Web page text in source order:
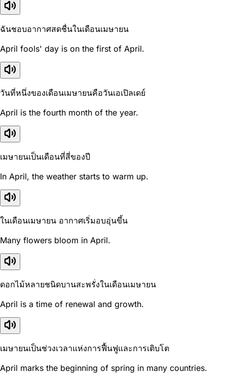
ฉันชอบอากาศสดชื่นในเดือนเมษายน
April fools' day is on the first of April.
วันที่หนึ่งของเดือนเมษายนคือวันเอเปิลเดย์
April is the fourth month of the year.
เมษายนเป็นเดือนที่สี่ของปี
In April, the weather starts to warm up.
ในเดือนเมษายน อากาศเริ่มอบอุ่นขึ้น
Many flowers bloom in April.
ดอกไม้หลายชนิดบานสะพรั่งในเดือนเมษายน
April is a time of renewal and growth.
เมษายนเป็นช่วงเวลาแห่งการฟื้นฟูและการเติบโต
April marks the beginning of spring in many countries.